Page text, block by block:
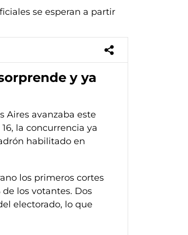
se esperan a partir
y ya
Aires avanzaba este
la concurrencia ya
habilitado en
los primeros cortes
de los votantes. Dos
electorado, lo que